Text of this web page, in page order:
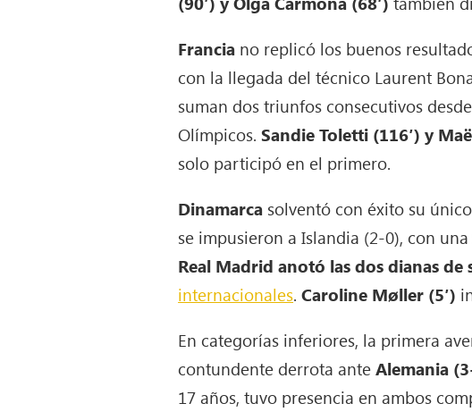
Francia no replicó los buenos
con la llegada del técnico Laurent
suman dos triunfos consecutivos
Olímpicos. Sandie Toletti (116′) y
solo participó en el primero.
Dinamarca solventó con éxito su
se impusieron a Islandia (2-0), con una
Real Madrid anotó las dos dianas de
internacionales.Caroline Møller (5′)
En categorías inferiores, la primera
contundente derrota anteAlemania
17 años, tuvo presencia en ambos